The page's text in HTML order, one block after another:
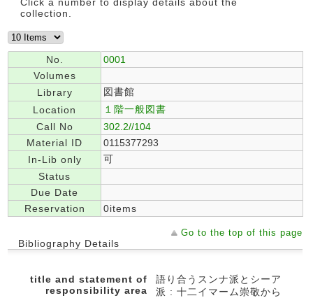
collection.
No.
0001
Volumes
Library
図書館
Location
１階一般図書
Call No
302.2//104
Material ID
0115377293
In-Lib only
可
Status
Due Date
Reservation
0items
Go to the top of this page
Bibliography Details
title and statement of
responsibility area
語り合うスンナ派とシーア
派 : 十二イマーム崇敬から